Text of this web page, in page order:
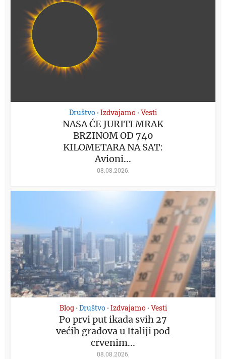
Društvo • Izdvajamo • Vesti
NASA ĆE JURITI MRAK
BRZINOM OD 740
KILOMETARA NA SAT:
Avioni...
08.08.2026.
Blog • Društvo • Izdvajamo • Vesti
Po prvi put ikada svih 27
većih gradova u Italiji pod
crvenim...
08.08.2026.